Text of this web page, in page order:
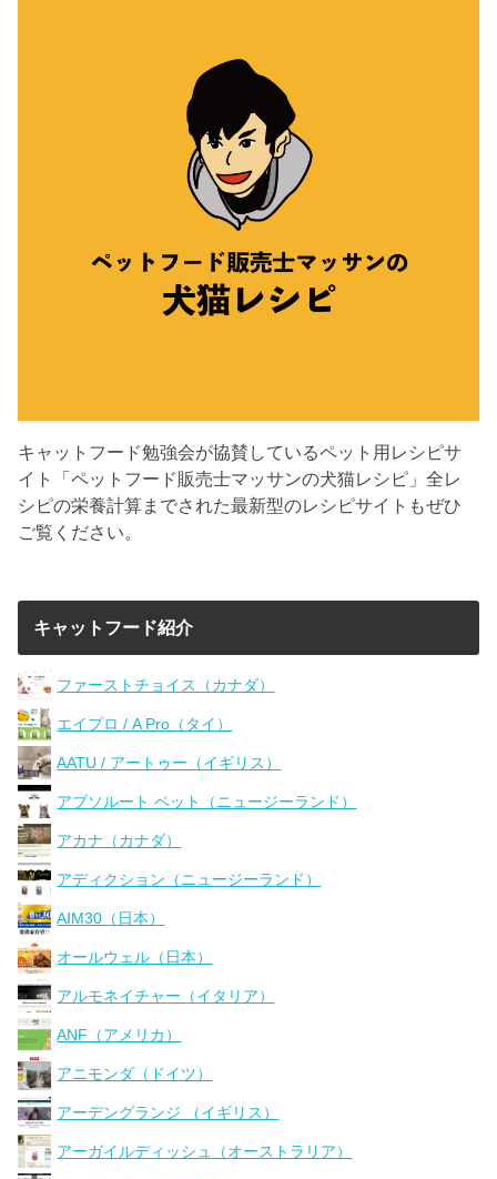
キャットフード勉強会が協賛しているペット用レシピサ
イト「ペットフード販売士マッサンの犬猫レシピ」全レ
シピの栄養計算までされた最新型のレシピサイトもぜひ
ご覧ください。
キャットフード紹介
ファーストチョイス（カナダ）
エイプロ / A Pro（タイ）
AATU / アートゥー（イギリス）
アブソルート ペット（ニュージーランド）
アカナ（カナダ）
アディクション（ニュージーランド）
AIM30（日本）
オールウェル（日本）
アルモネイチャー（イタリア）
ANF（アメリカ）
アニモンダ（ドイツ）
アーデングランジ （イギリス）
アーガイルディッシュ（オーストラリア）